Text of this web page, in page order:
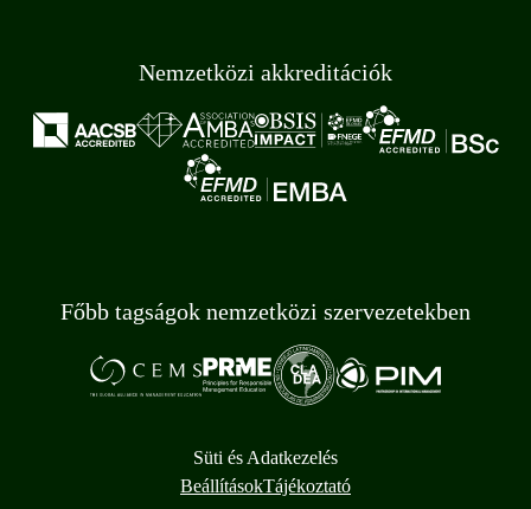
Nemzetközi akkreditációk
Főbb tagságok nemzetközi szervezetekben
Süti és Adatkezelés
BeállításokTájékoztató